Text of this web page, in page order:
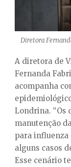
Diretora
A diretora de
Fernanda
acompanha
Londrina. “Os
manutenção
para influenza
alguns casos
Esse cenário